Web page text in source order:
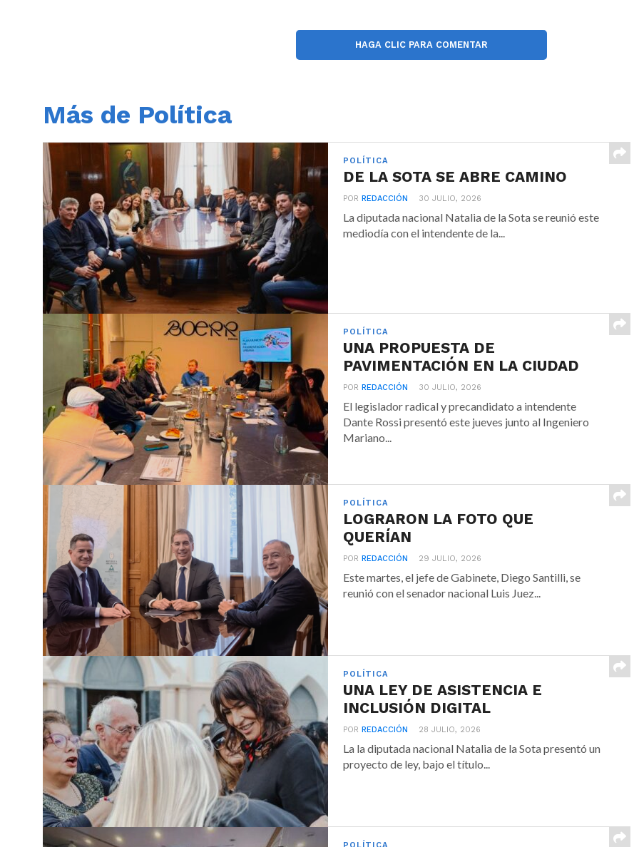
HAGA CLIC PARA COMENTAR
Más de Política
POLÍTICA
DE LA SOTA SE ABRE CAMINO
PORREDACCIÓN 30 JULIO, 2026
La diputada nacional Natalia de la Sota se reunió este
mediodía con el intendente de la...
POLÍTICA
UNA PROPUESTA DE
PAVIMENTACIÓN EN LA CIUDAD
PORREDACCIÓN 30 JULIO, 2026
El legislador radical y precandidato a intendente
Dante Rossi presentó este jueves junto al Ingeniero
Mariano...
POLÍTICA
LOGRARON LA FOTO QUE
QUERÍAN
PORREDACCIÓN 29 JULIO, 2026
Este martes, el jefe de Gabinete, Diego Santilli, se
reunió con el senador nacional Luis Juez...
POLÍTICA
UNA LEY DE ASISTENCIA E
INCLUSIÓN DIGITAL
PORREDACCIÓN 28 JULIO, 2026
La la diputada nacional Natalia de la Sota presentó un
proyecto de ley, bajo el título...